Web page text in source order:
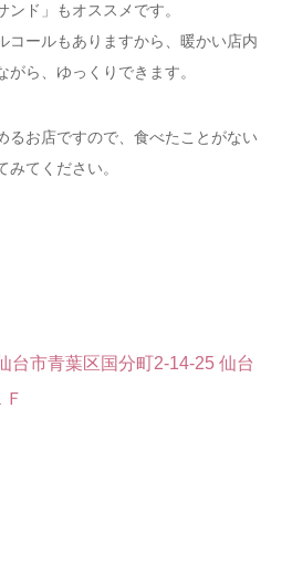
ド」もオススメです。
コールもありますから、暖かい店内
ら、ゆっくりできます。
るお店ですので、食べたことがない
てください。
台市青葉区国分町2-14-25 仙台